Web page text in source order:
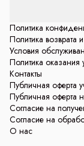
Политика
Политика возврата
Условия
Политика оказания
Контакты
Публичная оферта
Публичная оферта
Согласие на
Согласие на
О нас